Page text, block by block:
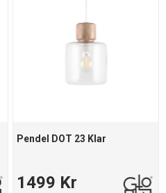
Pendel DOT 23 Klar
1499 Kr